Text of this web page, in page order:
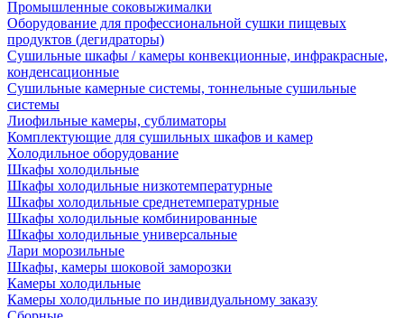
Промышленные соковыжималки
Оборудование для профессиональной сушки пищевых
продуктов (дегидраторы)
Сушильные шкафы / камеры конвекционные, инфракрасные,
конденсационные
Сушильные камерные системы, тоннельные сушильные
системы
Лиофильные камеры, сублиматоры
Комплектующие для сушильных шкафов и камер
Холодильное оборудование
Шкафы холодильные
Шкафы холодильные низкотемпературные
Шкафы холодильные среднетемпературные
Шкафы холодильные комбинированные
Шкафы холодильные универсальные
Лари морозильные
Шкафы, камеры шоковой заморозки
Камеры холодильные
Камеры холодильные по индивидуальному заказу